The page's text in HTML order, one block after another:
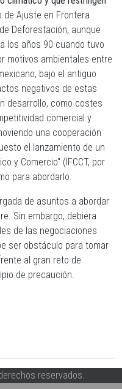
de Ajuste en Frontera
Deforestación, aunque
los años 90 cuando tuvo
motivos ambientales entre
bajo el antiguo
negativos de estas
desarrollo, como costes
comercial y
una cooperación
el lanzamiento de un
y Comercio" (IFCCT, por
para abordarlo.
de asuntos a abordar
Sin embargo, debiera
de las negociaciones
ser obstáculo para tomar
al gran reto de
de precaución.
reservados.